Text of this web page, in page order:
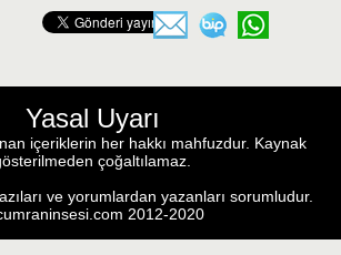
Yasal Uyarı
içeriklerin her hakkı mahfuzdur. Kaynak
çoğaltılamaz.
ve yorumlardan yazanları sorumludur.
2012-2020